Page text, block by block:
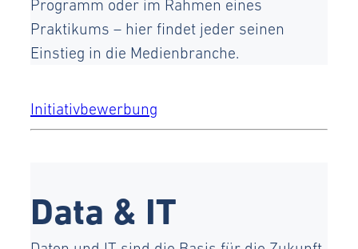
Programm oder im Rahmen eines
Praktikums – hier findet jeder seinen
Einstieg in die Medienbranche.
Initiativbewerbung
Data & IT